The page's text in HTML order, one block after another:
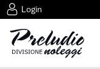
Login